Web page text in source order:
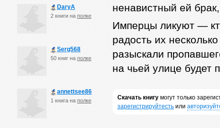
DaryA
2 книги на полке
Serg568
50 книг на полке
annettsee86
1 книга на полке
ненавистный ей
Имперцы ликуют —
радость их
разыскали
на чьей улице будет
Скачать книгумогут только
зарегистрируйтестьили